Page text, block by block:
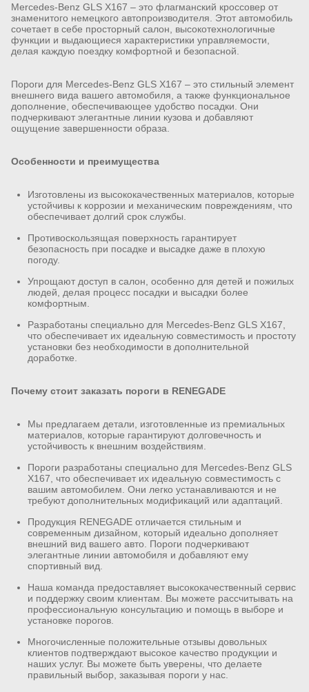
Mercedes-Benz GLS X167 – это флагманский кроссовер от
знаменитого немецкого автопроизводителя. Этот автомобиль
сочетает в себе просторный салон, высокотехнологичные
функции и выдающиеся характеристики управляемости,
делая каждую поездку комфортной и безопасной.
Пороги для Mercedes-Benz GLS X167 – это стильный элемент
внешнего вида вашего автомобиля, а также функциональное
дополнение, обеспечивающее удобство посадки. Они
подчеркивают элегантные линии кузова и добавляют
ощущение завершенности образа.
Особенности и преимущества
Изготовлены из высококачественных материалов, которые
устойчивы к коррозии и механическим повреждениям, что
обеспечивает долгий срок службы.
Противоскользящая поверхность гарантирует
безопасность при посадке и высадке даже в плохую
погоду.
Упрощают доступ в салон, особенно для детей и пожилых
людей, делая процесс посадки и высадки более
комфортным.
Разработаны специально для Mercedes-Benz GLS X167,
что обеспечивает их идеальную совместимость и простоту
установки без необходимости в дополнительной
доработке.
Почему стоит заказать пороги в RENEGADE
Мы предлагаем детали, изготовленные из премиальных
материалов, которые гарантируют долговечность и
устойчивость к внешним воздействиям.
Пороги разработаны специально для Mercedes-Benz GLS
X167, что обеспечивает их идеальную совместимость с
вашим автомобилем. Они легко устанавливаются и не
требуют дополнительных модификаций или адаптаций.
Продукция RENEGADE отличается стильным и
современным дизайном, который идеально дополняет
внешний вид вашего авто. Пороги подчеркивают
элегантные линии автомобиля и добавляют ему
спортивный вид.
Наша команда предоставляет высококачественный сервис
и поддержку своим клиентам. Вы можете рассчитывать на
профессиональную консультацию и помощь в выборе и
установке порогов.
Многочисленные положительные отзывы довольных
клиентов подтверждают высокое качество продукции и
наших услуг. Вы можете быть уверены, что делаете
правильный выбор, заказывая пороги у нас.